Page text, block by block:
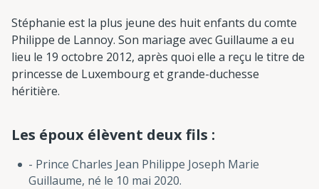
Stéphanie est la plus jeune des huit enfants du comte
Philippe de Lannoy. Son mariage avec Guillaume a eu
lieu le 19 octobre 2012, après quoi elle a reçu le titre de
princesse de Luxembourg et grande-duchesse
héritière.
Les époux élèvent deux fils :
- Prince Charles Jean Philippe Joseph Marie
Guillaume, né le 10 mai 2020.